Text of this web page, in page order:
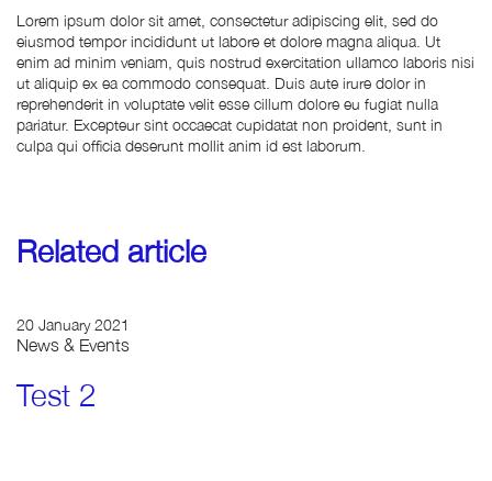
Lorem ipsum dolor sit amet, consectetur adipiscing elit, sed do
eiusmod tempor incididunt ut labore et dolore magna aliqua. Ut
enim ad minim veniam, quis nostrud exercitation ullamco laboris nisi
ut aliquip ex ea commodo consequat. Duis aute irure dolor in
reprehenderit in voluptate velit esse cillum dolore eu fugiat nulla
pariatur. Excepteur sint occaecat cupidatat non proident, sunt in
culpa qui officia deserunt mollit anim id est laborum.
Related article
20 January 2021
News & Events
Test 2